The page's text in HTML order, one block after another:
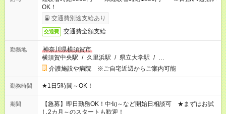
OK！
交通費別途支給あり
交通費 交通費全額支給
勤務地
神奈川県横須賀市
横須賀中央駅 / 久里浜駅 / 県立大学駅 / …
介護施設や病院 ※ご自宅近辺からご案内可能
勤務時間 ★1日5時間～OK！
期間
【急募】即日勤務OK！中旬～など開始日相談可 ★まずはお試
し2カ月～のスタートも歓迎！